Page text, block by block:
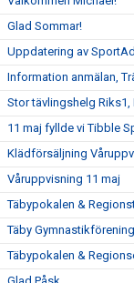
Glad Sommar!
Uppdatering av
Information anmälan,
Stor tävlingshelg Riks1,
11 maj fyllde vi Tibble
Klädförsäljning
Våruppvisning 11 maj
Täbypokalen &
Täby
Täbypokalen &